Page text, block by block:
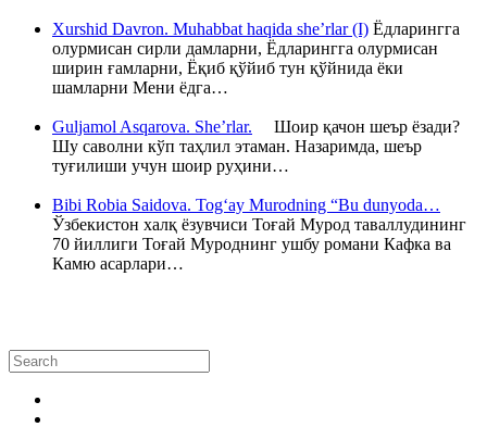
Xurshid Davron. Muhabbat haqida she’rlar (I) Ёдларингга
олурмисан сирли дамларни, Ёдларингга олурмисан
ширин ғамларни, Ёқиб қўйиб тун қўйнида ёки
шамларни Мени ёдга…
Guljamol Asqarova. She’rlar. Шоир қачон шеър ёзади?
Шу саволни кўп таҳлил этаман. Назаримда, шеър
туғилиши учун шоир руҳини…
Bibi Robia Saidova. Tog‘ay Murodning “Bu dunyoda…
Ўзбекистон халқ ёзувчиси Тоғай Мурод таваллудининг
70 йиллиги Тоғай Муроднинг ушбу романи Кафка ва
Камю асарлари…